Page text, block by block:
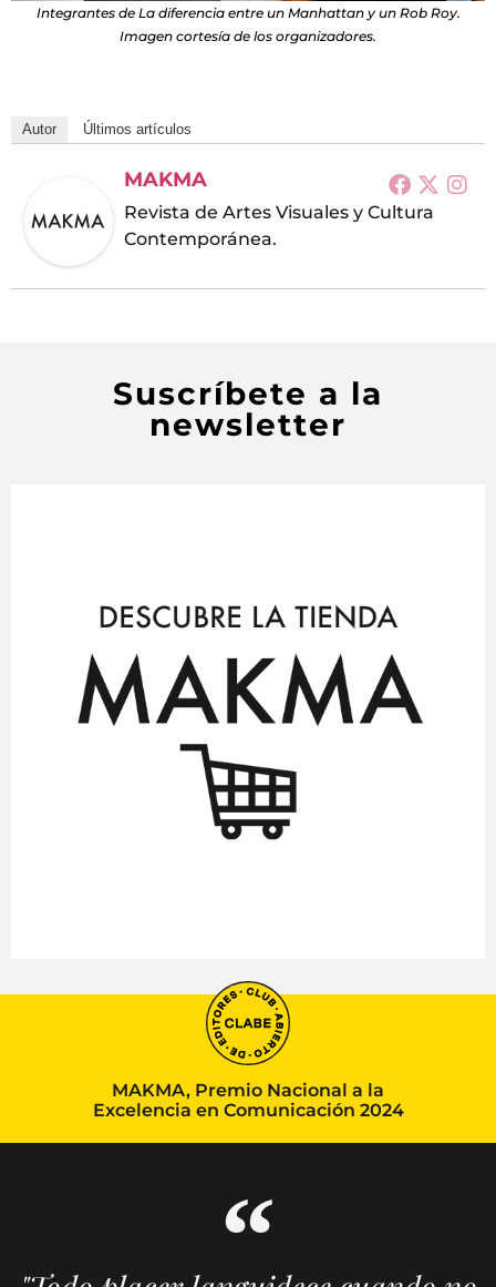
Integrantes de La diferencia entre un Manhattan y un Rob Roy.
Imagen cortesía de los organizadores.
Autor Últimos artículos
MAKMA
Revista de Artes Visuales y Cultura
Contemporánea.
Suscríbete a la
newsletter
MAKMA, Premio Nacional a la
Excelencia en Comunicación 2024